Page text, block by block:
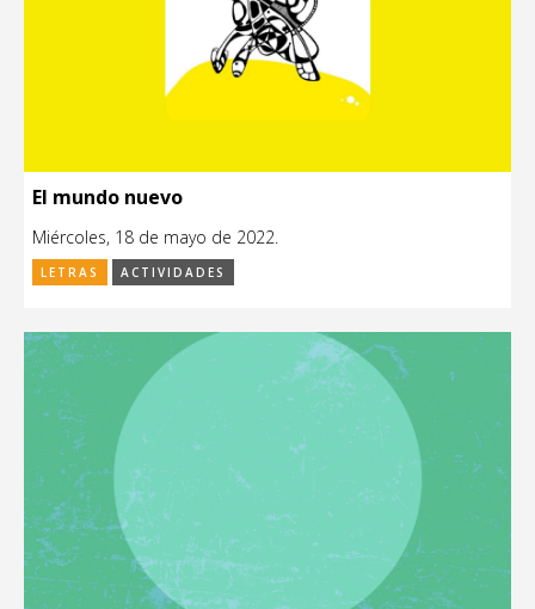
El mundo nuevo
Miércoles, 18 de mayo de 2022.
LETRAS ACTIVIDADES